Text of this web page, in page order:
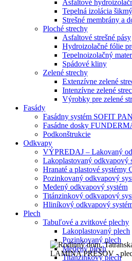
Asfaltové
Tepelná izolácia
Strešné membrány a
Ploché strechy
Asfaltové strešné pásy
Hydroizolačné fólie
Tepelnoizolačný
Spádové kliny
Zelené strechy
Extenzívne zelené
Intenzívne zelené
Výrobky pre zelené
Fasády
Fasádny systém SOFIT
Fasádne dosky
Podkonštrukcie
Odkvapy
VÝPREDAJ – Lakovaný
Lakoplastovaný odkvapový
Hranaté a plastové systémy
Pozinkovaný odkvapový
Medený odkvapový systém
Titánzinkový odkvapový
Hliníkový odkvapový
Plech
Tabuľové a zvitkové plechy
Lakoplastovaný plech
Pozinkovaný plech
Medený plech
Titánzinkový plech